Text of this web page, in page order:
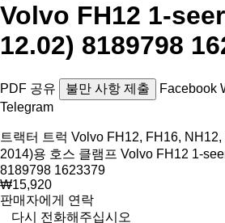
Volvo FH12 1-
12.02) 8189798
PDF 공유 불만 사항 제출 Facebook
Telegram
트랙터 트럭 Volvo FH12, FH16,
2014)용 호스 클램프 Volvo FH12 1-
8189798 1623379
₩15,920
판매자에게 연락
다시 전화해주십시오